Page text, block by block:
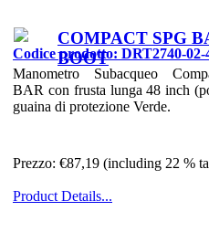
COMPACT SPG
BOOT
Codice prodotto: DRT2740-02-
Manometro Subacqueo
BAR con frusta lunga 48 inch
guaina di protezione Verde.
Prezzo: €87,19 (including 22 %
Product Details...